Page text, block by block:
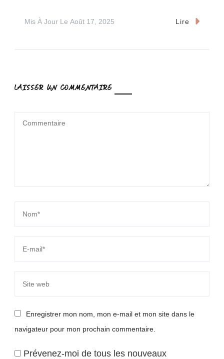
Mis À Jour Le Août 17, 2025 Lire
LAISSER UN COMMENTAIRE
Enregistrer mon nom, mon e-mail et mon site dans le
navigateur pour mon prochain commentaire.
Prévenez-moi de tous les nouveaux